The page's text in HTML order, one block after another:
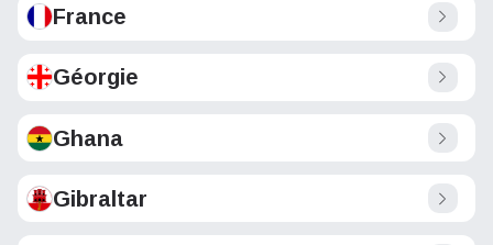
France
Géorgie
Ghana
Gibraltar